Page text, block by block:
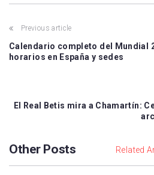
Previous article
Calendario completo del Mundial
horarios en España y sedes
El Real Betis mira a Chamartín:
Other Posts Related